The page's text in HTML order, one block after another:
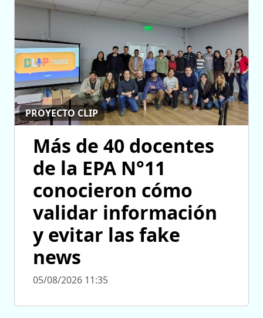
PROYECTO CLIP
Más de 40 docentes
de la EPA N°11
conocieron cómo
validar información
y evitar las fake
news
05/08/2026 11:35